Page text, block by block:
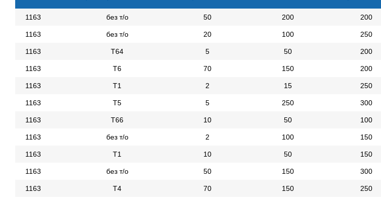
1163 без т/о 50 200 200
1163 без т/о 20 100 250
1163 Т64 5 50 200
1163 Т6 70 150 200
1163 Т1 2 15 250
1163 Т5 5 250 300
1163 Т66 10 50 100
1163 без т/о 2 100 150
1163 Т1 10 50 150
1163 без т/о 50 150 300
1163 Т4 70 150 250